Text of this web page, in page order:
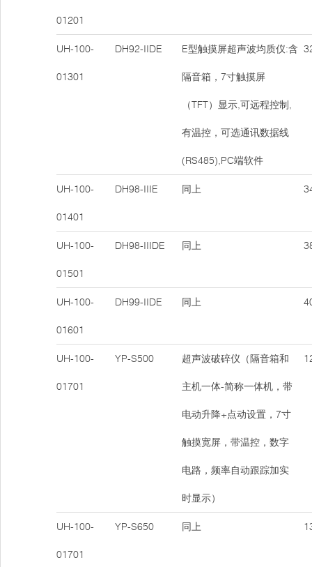
01201
UH-100-
01301
DH92-IIDE E型触摸屏超声波均质仪:含
隔音箱，7寸触摸屏
（TFT）显示,可远程控制,
有温控，可选通讯数据线
(RS485),PC端软件
UH-100-
01401
DH98-IIIE 同上
UH-100-
01501
DH98-IIIDE 同上
UH-100-
01601
DH99-IIDE 同上
UH-100-
01701
YP-S500 超声波破碎仪（隔音箱和
主机一体-简称一体机，带
电动升降+点动设置，7寸
触摸宽屏，带温控，数字
电路，频率自动跟踪加实
时显示）
UH-100-
01701
YP-S650 同上